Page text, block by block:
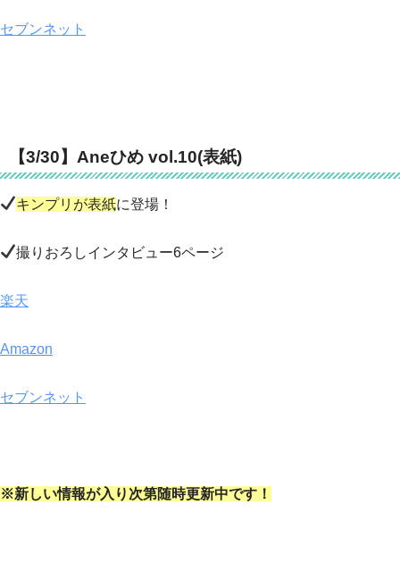
セブンネット
【3/30】Aneひめ vol.10(表紙)
キンプリが表紙に登場！
撮りおろしインタビュー6ページ
楽天
Amazon
セブンネット
※新しい情報が入り次第随時更新中です！